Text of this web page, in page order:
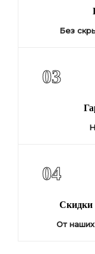
Без
03
04
Скидки
От